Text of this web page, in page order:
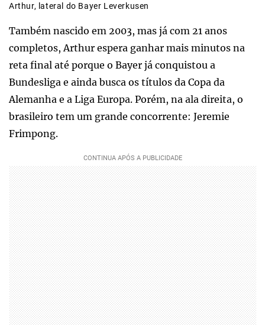
Arthur, lateral do Bayer Leverkusen
Também nascido em 2003, mas já com 21 anos
completos, Arthur espera ganhar mais minutos na
reta final até porque o Bayer já conquistou a
Bundesliga e ainda busca os títulos da Copa da
Alemanha e a Liga Europa. Porém, na ala direita, o
brasileiro tem um grande concorrente: Jeremie
Frimpong.